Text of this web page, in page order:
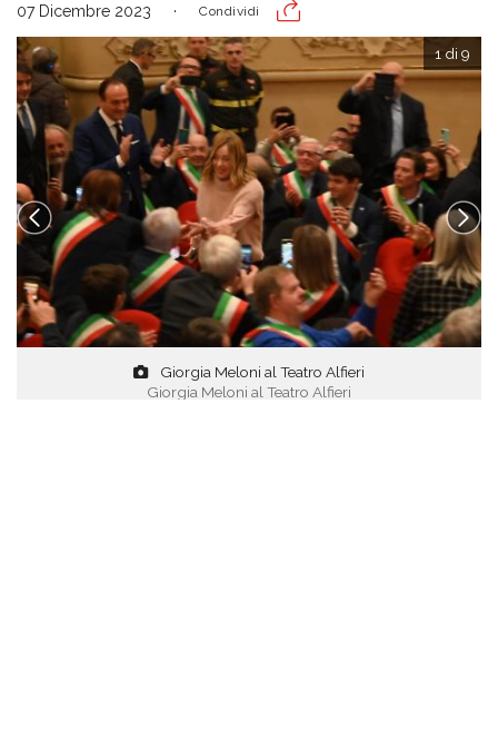
07 Dicembre 2023 Condividi
Giorgia Meloni al Teatro Alfieri
Giorgia Meloni al Teatro Alfieri
1 di 9